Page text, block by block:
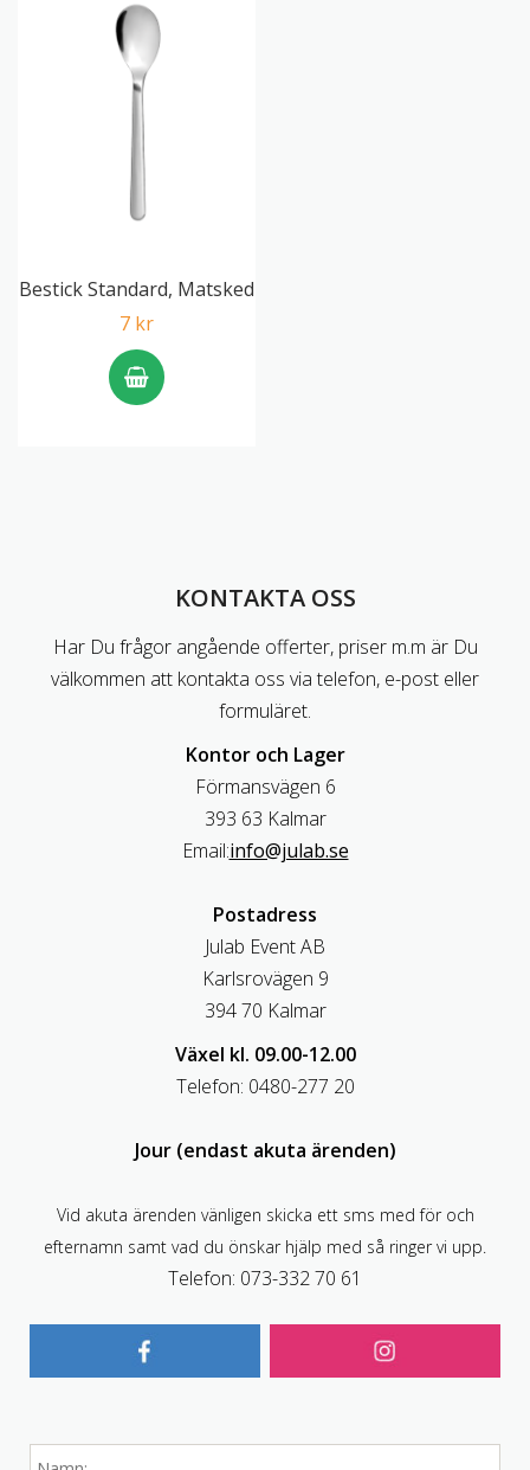
Bestick Standard, Matsked
7 kr
KONTAKTA OSS
Har Du frågor angående offerter, priser m.m är Du
välkommen att kontakta oss via telefon, e-post eller
formuläret.
Kontor och Lager
Förmansvägen 6
393 63 Kalmar
Email:info@julab.se
Postadress
Julab Event AB
Karlsrovägen 9
394 70 Kalmar
Växel kl. 09.00-12.00
Telefon: 0480-277 20
Jour (endast akuta ärenden)
Vid akuta ärenden vänligen skicka ett sms med för och
efternamn samt vad du önskar hjälp med så ringer vi upp.
Telefon: 073-332 70 61